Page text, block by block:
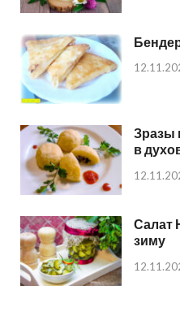
Зразы
в
Салат
зиму